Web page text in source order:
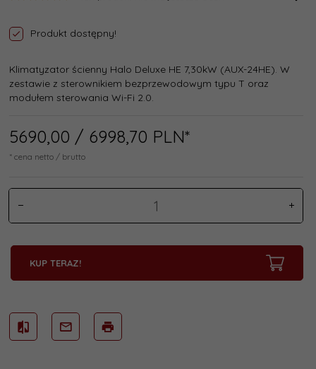
Produkt dostępny!
Klimatyzator ścienny Halo Deluxe HE 7,30kW (AUX-24HE). W
zestawie z sterownikiem bezprzewodowym typu T oraz
modułem sterowania Wi-Fi 2.0.
5690,00 / 6998,70 PLN*
* cena netto / brutto
KUP TERAZ!